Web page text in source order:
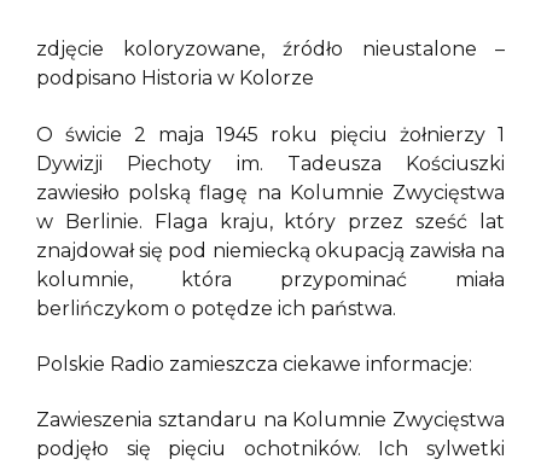
zdjęcie koloryzowane, źródło nieustalone –
podpisano Historia w Kolorze
O świcie 2 maja 1945 roku pięciu żołnierzy 1
Dywizji Piechoty im. Tadeusza Kościuszki
zawiesiło polską flagę na Kolumnie Zwycięstwa
w Berlinie. Flaga kraju, który przez sześć lat
znajdował się pod niemiecką okupacją zawisła na
kolumnie, która przypominać miała
berlińczykom o potędze ich państwa.
Polskie Radio zamieszcza ciekawe informacje:
Zawieszenia sztandaru na Kolumnie Zwycięstwa
podjęło się pięciu ochotników. Ich sylwetki